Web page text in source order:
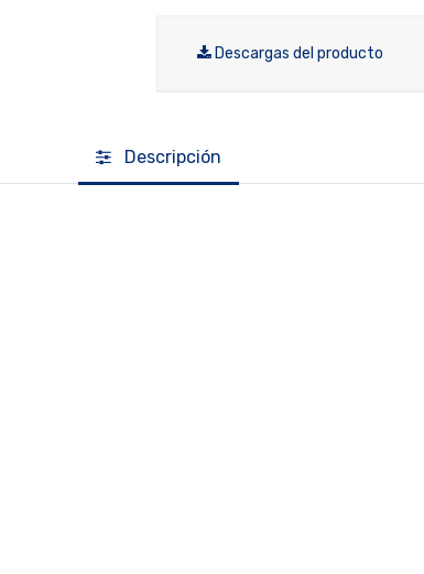
Descargas del producto
Descripción